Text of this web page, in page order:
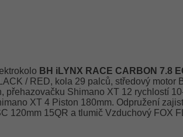
BH iLYNX RACE CARBON 7.8
/ RED, kola 29 palců, středový motor
přehazovačku Shimano XT 12 rychlostí
XT 4 Piston 180mm. Odpružení
120mm 15QR a tlumič Vzduchový FOX